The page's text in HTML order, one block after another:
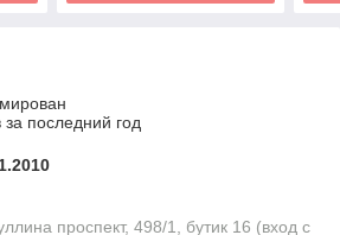
последний год
проспект, 498/1, бутик 16 (вход с